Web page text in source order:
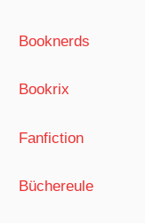
Booknerds
Bookrix
Fanfiction
Büchereule